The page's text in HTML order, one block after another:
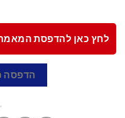
לחץ כאן להדפסת
הדפסה